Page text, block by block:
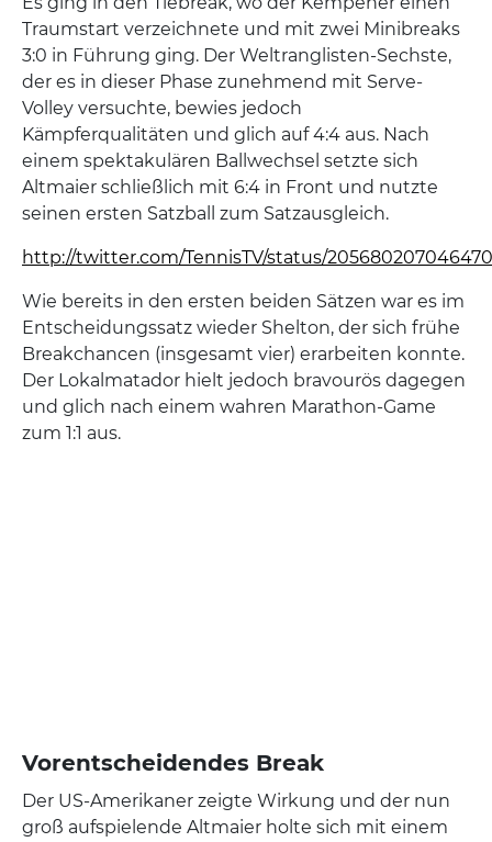
Traumstart verzeichnete und mit zwei Minibreaks
3:0 in Führung ging. Der Weltranglisten-Sechste,
der es in dieser Phase zunehmend mit Serve-
Volley versuchte, bewies jedoch
Kämpferqualitäten und glich auf 4:4 aus. Nach
einem spektakulären Ballwechsel setzte sich
Altmaier schließlich mit 6:4 in Front und nutzte
seinen ersten Satzball zum Satzausgleich.
http://twitter.com/TennisTV/status/
Wie bereits in den ersten beiden Sätzen war es im
Entscheidungssatz wieder Shelton, der sich frühe
Breakchancen (insgesamt vier) erarbeiten konnte.
Der Lokalmatador hielt jedoch bravourös dagegen
und glich nach einem wahren Marathon-Game
zum 1:1 aus.
Vorentscheidendes Break
Der US-Amerikaner zeigte Wirkung und der nun
groß aufspielende Altmaier holte sich mit einem